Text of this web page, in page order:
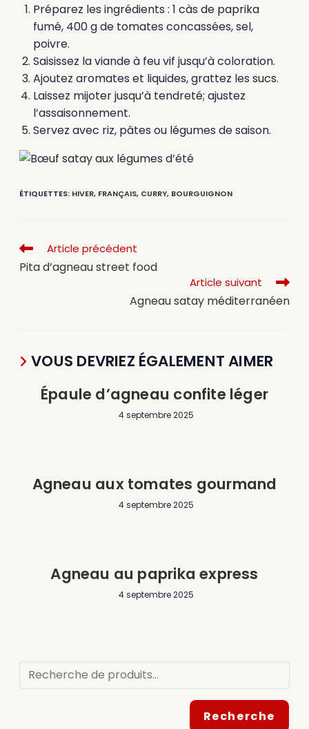
Préparez les ingrédients : 1 càs de paprika
fumé, 400 g de tomates concassées, sel,
poivre.
Saisissez la viande à feu vif jusqu’à coloration.
Ajoutez aromates et liquides, grattez les sucs.
Laissez mijoter jusqu’à tendreté; ajustez
l’assaisonnement.
Servez avec riz, pâtes ou légumes de saison.
ÉTIQUETTES: HIVER, FRANÇAIS, CURRY, BOURGUIGNON
Article précédent
Pita d’agneau street food
Article suivant
Agneau satay méditerranéen
VOUS DEVRIEZ ÉGALEMENT AIMER
Épaule d’agneau confite léger
4 septembre 2025
Agneau aux tomates gourmand
4 septembre 2025
Agneau au paprika express
4 septembre 2025
Recherche